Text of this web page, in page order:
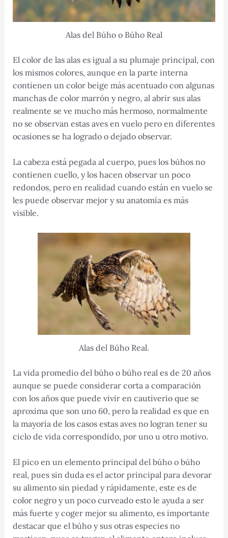
Alas del Búho o Búho Real
El color de las alas es igual a su plumaje principal, con
los mismos colores, aunque en la parte interna
contienen un color beige más acentuado con algunas
manchas de color marrón y negro, al abrir sus alas
realmente se ve mucho más hermoso, normalmente
no se observan estas aves en vuelo pero en diferentes
ocasiones se ha logrado o dejado observar.
La cabeza está pegada al cuerpo, pues los búhos no
contienen cuello, y los hacen observar un poco
redondos, pero en realidad cuando están en vuelo se
les puede observar mejor y su anatomía es más
visible.
Alas del Búho Real.
La vida promedio del búho o búho real es de 20 años
aunque se puede considerar corta a comparación
con los años que puede vivir en cautiverio que se
aproxima que son uno 60, pero la realidad es que en
la mayoría de los casos estas aves no logran tener su
ciclo de vida correspondido, por uno u otro motivo.
El pico en un elemento principal del búho o búho
real, pues sin duda es el actor principal para devorar
su alimento sin piedad y rápidamente, este es de
color negro y un poco curveado esto le ayuda a ser
más fuerte y coger mejor su alimento, es importante
destacar que el búho y sus otras especies no